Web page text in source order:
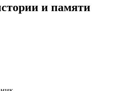
и памяти